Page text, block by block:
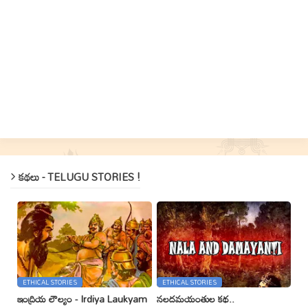
కథలు - TELUGU STORIES !
ETHICAL STORIES
ఇంద్రియ లౌల్యం - Irdiya Laukyam
ETHICAL STORIES
నలదమయంతుల కథ..